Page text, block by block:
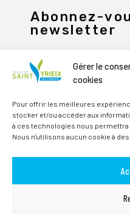
Gérer le
cookies
Pour offrir les meilleures
stocker et/ou accéder aux
à ces technologies nous
Nous n'utilisons aucun cookie à
Abonnez-
newsletter
JE
Alternative: